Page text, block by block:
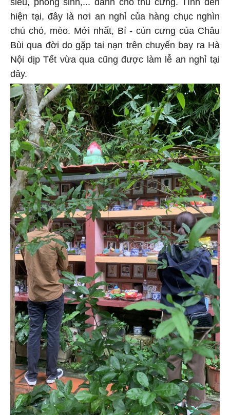
siêu, phóng sinh,... dành cho thú cưng. Tính đến
hiện tại, đây là nơi an nghỉ của hàng chục nghìn
chú chó, mèo. Mới nhất, Bí - cún cưng của Châu
Bùi qua đời do gặp tai nạn trên chuyến bay ra Hà
Nội dịp Tết vừa qua cũng được làm lễ an nghỉ tại
đây.